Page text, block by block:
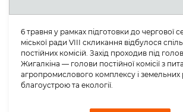
6 травня у рамках підготовки до чергової
міської ради VIII скликання відбулося
постійних комісій. Захід проходив під
Жигалкіна — голови постійної комісії з
агропромислового комплексу і земельних
благоустрою та екології.